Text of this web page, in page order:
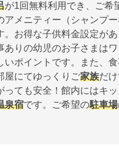
が1回無料利用でき、ご希
アメニティー（シャンプ
。お得な子供料金設定が
ありの幼児のお子さまは
ポイントです。また、
屋にてゆっくりご家族だ
っても安全！館内にはキ
泉宿です。ご希望の駐車場